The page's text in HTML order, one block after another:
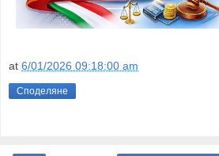
at 6/01/2026 09:18:00 am
Споделяне